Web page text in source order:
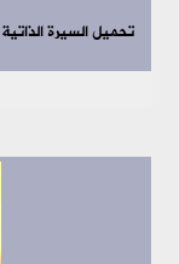
تحميل السيرة